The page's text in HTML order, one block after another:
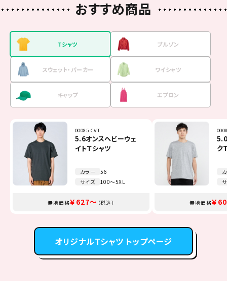
おすすめ商品
Tシャツ ブルゾン
スウェット・ パーカー ワイシャツ
キャップ エプロン
00085-CVT
5.6オンスヘビーウェ
イトＴシャツ
カラー
56
サイズ
100～5XL
無地価格￥627～ （税込）
ク
無地価格￥
オリジナルTシャツ トップページ
7061-01
マイクロリップストッ
プイベントブルゾン
カラー
12
サイズ
S～XXXXL
無地価格￥1,738～（税込）
ベ
無地価格￥
00216-MLH
8.4オンス フーデッ
ドライトパーカー
カラー
16
サイズ
100～2XL
無地価格￥2,035～（税込）
ー
無地価格￥
FB4510U
オックスフォード長袖
シャツ
カラー
13
サイズ
SS～4L
無地価格￥3,245～（税込）
オ
シ
無地価格￥
00700-EVM
イベントメッシュキャ
ップ
カラー
51
サイズ
F～JL
無地価格￥308～ （税込）
リ
無地価格￥
TCA-014
Beeエプロン
カラー
7
サイズ
F
無地価格￥1,375～（税込）
ミ
無地価格￥